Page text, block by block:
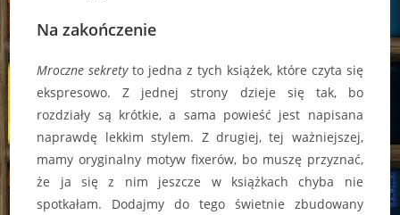
Na zakończenie
Mroczne sekretyto jedna z tych książek, które czyta się
ekspresowo. Z jednej strony dzieje się tak, bo
rozdziały są krótkie, a sama powieść jest napisana
naprawdę lekkim stylem. Z drugiej, tej ważniejszej,
mamy oryginalny motyw fixerów, bo muszę przyznać,
że ja się z nim jeszcze w książkach chyba nie
spotkałam. Dodajmy do tego świetnie zbudowany